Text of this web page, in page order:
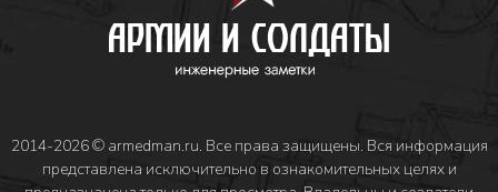
2014-2026 © armedman.ru. Все права защищены. Вся информация
представлена исключительно в ознакомительных целях и